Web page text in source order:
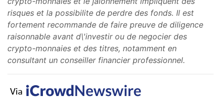
risques et la possibilite de perdre des fonds. Il est
fortement recommande de faire preuve de diligence
raisonnable avant d\'investir ou de negocier des
crypto-monnaies et des titres, notamment en
consultant un conseiller financier professionnel.